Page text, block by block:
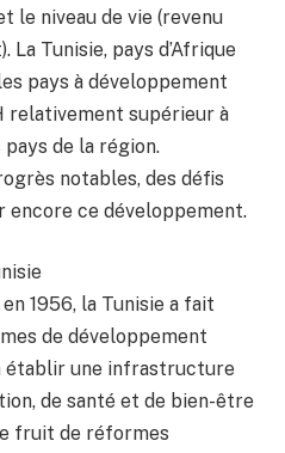
le niveau de vie (revenu
Tunisie, pays d’Afrique
pays à développement
relativement supérieur à
de la région.
notables, des défis
ce développement.
1956, la Tunisie a fait
de développement
établir une infrastructure
de santé et de bien-être
fruit de réformes